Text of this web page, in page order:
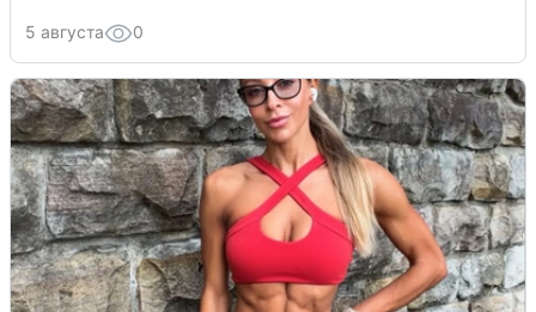
5 августа 0